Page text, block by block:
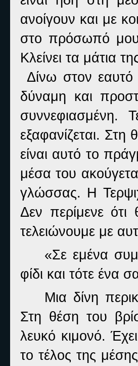
ανοίγουν και με
στο πρόσωπό μου.
Κλείνει τα μάτια
Δίνω στον
δύναμη και
συννεφιασμένη.
εξαφανίζεται. Στη
είναι αυτό το
μέσα του
γλώσσας. Η
Δεν περίμενε
τελειώνουμε με
«Σε εμένα
φίδι και τότε ένα
Μια δίνη
Στη θέση του
λευκό κιμονό.
το τέλος της